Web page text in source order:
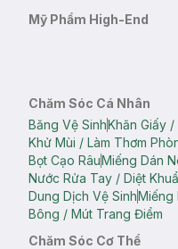
Mỹ Phẩm High-End
Chăm Sóc Cá Nhân
Băng Vệ SinhKhăn Giấy /
Khử Mùi / Làm Thơm
Bọt Cạo RâuMiếng Dán
Nước Rửa Tay / Diệt
Dung Dịch Vệ SinhMiếng
Bông / Mút Trang Điểm
Chăm Sóc Cơ Thể